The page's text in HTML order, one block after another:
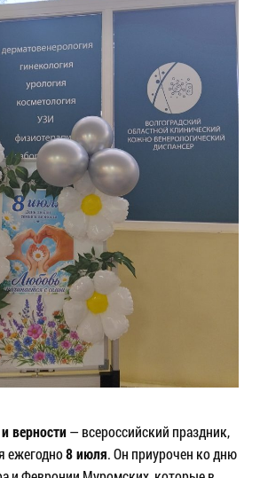
верности— всероссийский праздник,
ежегодно8 июля. Он приурочен ко дню